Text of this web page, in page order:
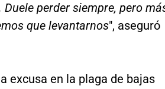
Duele perder siempre, pero
que levantarnos", aseguró
excusa en la plaga de bajas